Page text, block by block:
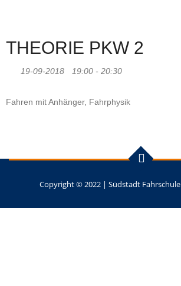
THEORIE PKW 2
19-09-2018 19:00 - 20:30
Fahren mit Anhänger, Fahrphysik
Copyright © 2022 | Südstadt Fahrschule